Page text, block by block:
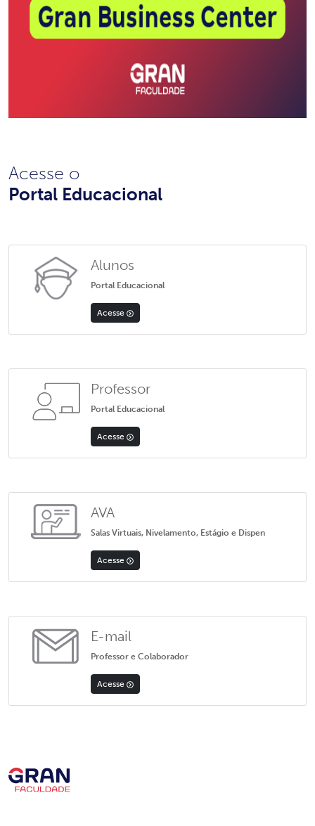
Acesse o
Portal Educacional
Alunos
Portal Educacional
Acesse
Professor
Portal Educacional
Acesse
AVA
Salas Virtuais, Nivelamento, Estágio e Dispen
Acesse
E-mail
Professor e Colaborador
Acesse